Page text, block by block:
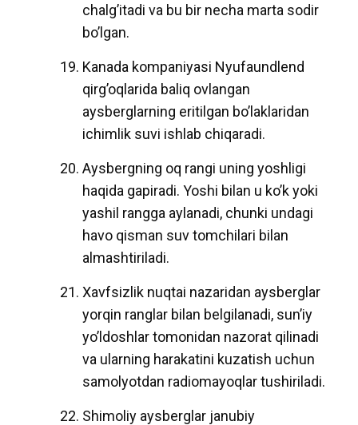
chalg’itadi va bu bir necha marta sodir
bo’lgan.
Kanada kompaniyasi Nyufaundlend
qirg’oqlarida baliq ovlangan
aysberglarning eritilgan bo’laklaridan
ichimlik suvi ishlab chiqaradi.
Aysbergning oq rangi uning yoshligi
haqida gapiradi. Yoshi bilan u ko’k yoki
yashil rangga aylanadi, chunki undagi
havo qisman suv tomchilari bilan
almashtiriladi.
Xavfsizlik nuqtai nazaridan aysberglar
yorqin ranglar bilan belgilanadi, sun’iy
yo’ldoshlar tomonidan nazorat qilinadi
va ularning harakatini kuzatish uchun
samolyotdan radiomayoqlar tushiriladi.
Shimoliy aysberglar janubiy